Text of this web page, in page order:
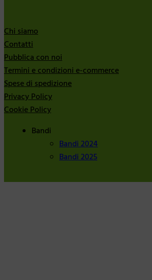
Chi siamo
Contatti
Pubblica con noi
Termini e condizioni e-commerce
Spese di spedizione
Privacy Policy
Cookie Policy
Bandi
Bandi 2024
Bandi 2025